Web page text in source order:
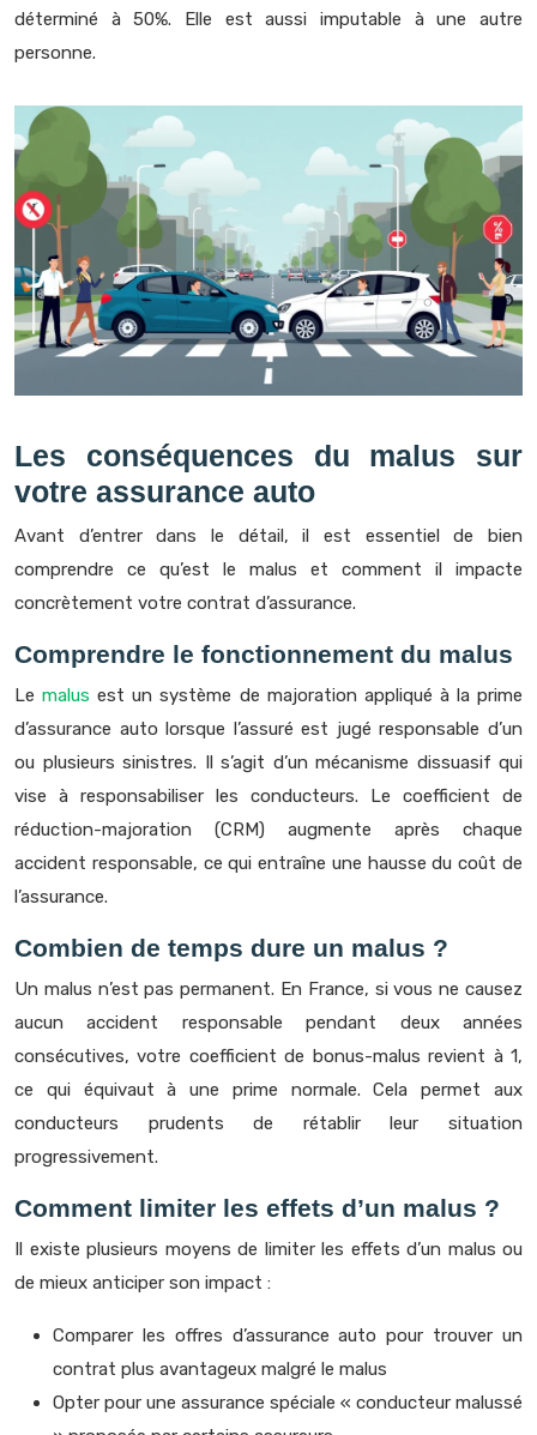
déterminé à 50%. Elle est aussi imputable à une autre
personne.
Les conséquences du malus sur
votre assurance auto
Avant d’entrer dans le détail, il est essentiel de bien
comprendre ce qu’est le malus et comment il impacte
concrètement votre contrat d’assurance.
Comprendre le fonctionnement du malus
Lemalus est un système de majoration appliqué à la prime
d’assurance auto lorsque l’assuré est jugé responsable d’un
ou plusieurs sinistres. Il s’agit d’un mécanisme dissuasif qui
vise à responsabiliser les conducteurs. Le coefficient de
réduction-majoration (CRM) augmente après chaque
accident responsable, ce qui entraîne une hausse du coût de
l’assurance.
Combien de temps dure un malus ?
Un malus n’est pas permanent. En France, si vous ne causez
aucun accident responsable pendant deux années
consécutives, votre coefficient de bonus-malus revient à 1,
ce qui équivaut à une prime normale. Cela permet aux
conducteurs prudents de rétablir leur situation
progressivement.
Comment limiter les effets d’un malus ?
Il existe plusieurs moyens de limiter les effets d’un malus ou
de mieux anticiper son impact :
Comparer les offres d’assurance auto pour trouver un
contrat plus avantageux malgré le malus
Opter pour une assurance spéciale « conducteur malussé